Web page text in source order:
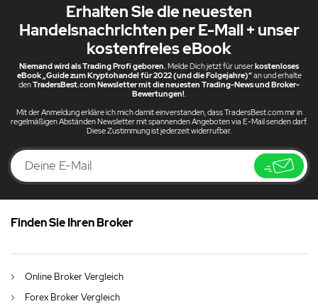
Erhalten Sie die neuesten
Handelsnachrichten per E-Mail + unser
kostenfreies eBook
Niemand wird als Trading Profi geboren.Melde Dich jetzt für unserkostenloses
eBook „Guide zum Kryptohandel für 2022 (und die Folgejahre)“an und erhalte
denTradersBest.com Newsletter mit die neuesten Trading-News und Broker-
Bewertungen!.
Mit der Anmeldung erkläre ich mich damit einverstanden, dass TradersBest.com mir in
regelmäßigen Abständen Newsletter mit spannenden Angeboten via E-Mail senden darf.
Diese Zustimmung ist jederzeit widerrufbar.
Finden Sie Ihren Broker
Online Broker Vergleich
Forex Broker Vergleich
DE
AU English (AU)
English (CA)